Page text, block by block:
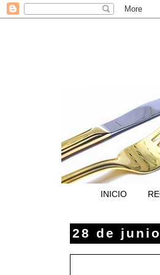
INICIO
28 de